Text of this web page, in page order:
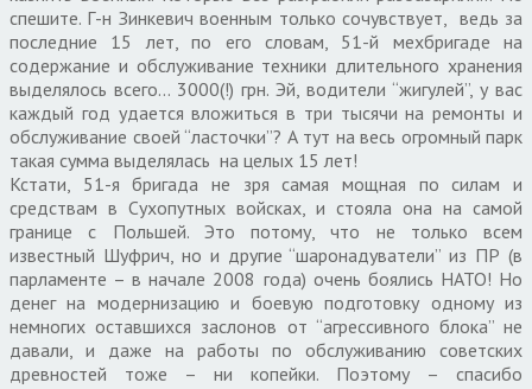
спешите. Г-н Зинкевич военным только сочувствует, ведь за
последние 15 лет, по его словам, 51-й мехбригаде на
содержание и обслуживание техники длительного хранения
выделялось всего… 3000(!) грн. Эй, водители “жигулей”, у вас
каждый год удается вложиться в три тысячи на ремонты и
обслуживание своей “ласточки”? А тут на весь огромный парк
такая сумма выделялась на целых 15 лет!
Кстати, 51-я бригада не зря самая мощная по силам и
средствам в Сухопутных войсках, и стояла она на самой
границе с Польшей. Это потому, что не только всем
известный Шуфрич, но и другие “шаронадуватели” из ПР (в
парламенте – в начале 2008 года) очень боялись НАТО! Но
денег на модернизацию и боевую подготовку одному из
немногих оставшихся заслонов от “агрессивного блока” не
давали, и даже на работы по обслуживанию советских
древностей тоже – ни копейки. Поэтому – спасибо